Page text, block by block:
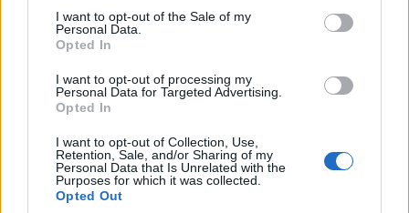
consent section.
I want to opt-out of the Sale of my
Personal Data.
Opted In
I want to opt-out of processing my
Personal Data for Targeted Advertising.
Opted In
I want to opt-out of Collection, Use,
Retention, Sale, and/or Sharing of my
Personal Data that Is Unrelated with the
Purposes for which it was collected.
Opted Out
Test tunnel Olbia: rampe chiuse ancora fino a
fine agosto
Aggius conquista la classifica delle mete più